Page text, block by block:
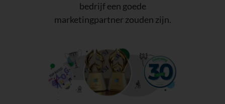
bedrijf een goede
marketingpartner zouden zijn.